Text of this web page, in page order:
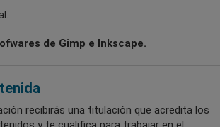
de Gimp e Inkscape.
recibirás una titulación que acredita los